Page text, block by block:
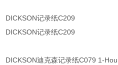
DICKSON记录纸C209
DICKSON记录纸C209
DICKSON迪克森记录纸C079 1-